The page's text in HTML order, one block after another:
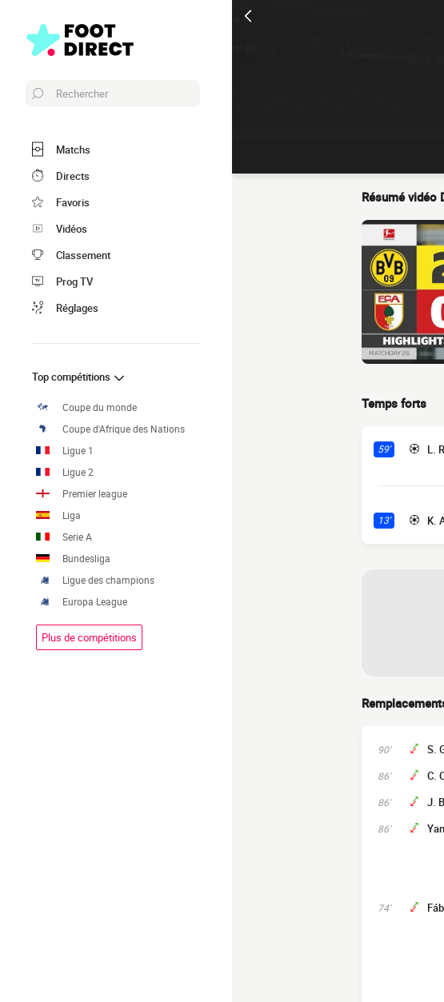
Rechercher
Matchs
Directs
Favoris
Vidéos
Classement
Prog TV
Réglages
Top compétitions
Coupe du monde
Coupe d'Afrique des Nations
Ligue 1
Ligue 2
Premier league
Liga
Serie A
Bundesliga
Ligue des champions
Europa League
Plus de compétitions
Résumé vidéo
Temps forts
59' L.
13' K.
90' S.
86' C.
86' J.
86'
74'